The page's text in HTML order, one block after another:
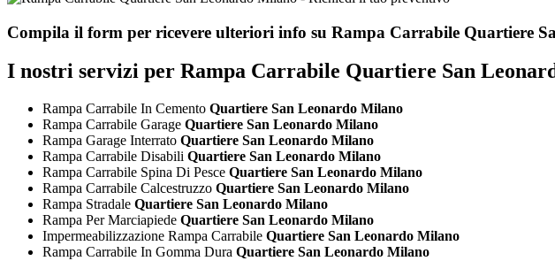
Compila il form per ricevere ulteriori info su Rampa Carrabile Quartiere
I nostri servizi per Rampa Carrabile Quartiere San
Rampa Carrabile In Cemento Quartiere San Leonardo Milano
Rampa Carrabile Garage Quartiere San Leonardo Milano
Rampa Garage Interrato Quartiere San Leonardo Milano
Rampa Carrabile Disabili Quartiere San Leonardo Milano
Rampa Carrabile Spina Di Pesce Quartiere San Leonardo Milano
Rampa Carrabile Calcestruzzo Quartiere San Leonardo Milano
Rampa Stradale Quartiere San Leonardo Milano
Rampa Per Marciapiede Quartiere San Leonardo Milano
Impermeabilizzazione Rampa Carrabile Quartiere San Leonardo Milano
Rampa Carrabile In Gomma Dura Quartiere San Leonardo Milano